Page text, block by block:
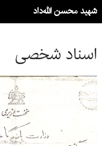
شهید محسن الله‌داد
جست‌وجو
رفتن
اسناد شخصی